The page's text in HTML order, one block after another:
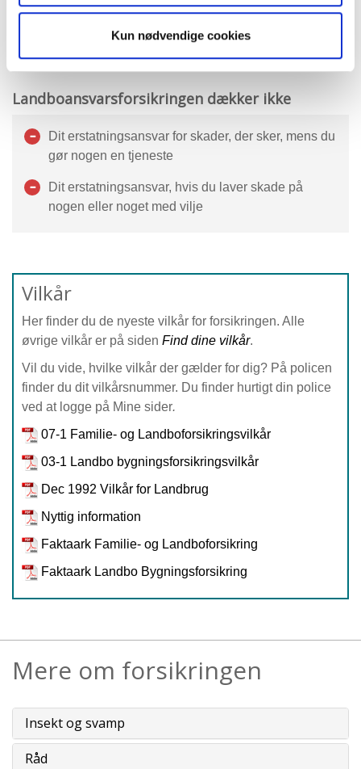
Kun nødvendige cookies
skade på person eller ting i forbindelse med driften
Landboansvarsforsikringen dækker ikke
Dit erstatningsansvar for skader, der sker, mens du
gør nogen en tjeneste
Dit erstatningsansvar, hvis du laver skade på
nogen eller noget med vilje
Vilkår
Her finder du de nyeste vilkår for forsikringen. Alle
øvrige vilkår er på siden Find dine vilkår.
Vil du vide, hvilke vilkår der gælder for dig? På policen
finder du dit vilkårsnummer. Du finder hurtigt din police
ved at logge på Mine sider.
07-1 Familie- og Landboforsikringsvilkår
03-1 Landbo bygningsforsikringsvilkår
Dec 1992 Vilkår for Landbrug
Nyttig information
Faktaark Familie- og Landboforsikring
Faktaark Landbo Bygningsforsikring
Mere om forsikringen
Insekt og svamp
Råd